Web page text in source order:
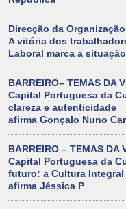
Direcção da
A vitória dos
Laboral marca a
BARREIRO– TEMAS DA
Capital Portuguesa da
clareza e autenticidade
afirma Gonçalo Nuno
BARREIRO – TEMAS DA
Capital Portuguesa da
futuro: a Cultura Integral
afirma Jéssica P